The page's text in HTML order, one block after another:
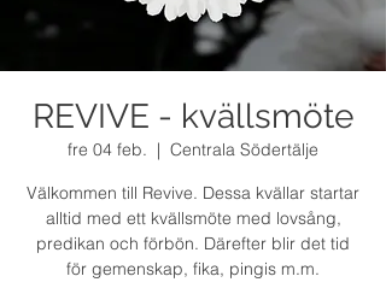
REVIVE - kvällsmöte
fre 04 feb.
  |
Centrala Södertälje
Välkommen till Revive. Dessa kvällar startar
alltid med ett kvällsmöte med lovsång,
predikan och förbön. Därefter blir det tid
för gemenskap, fika, pingis m.m.